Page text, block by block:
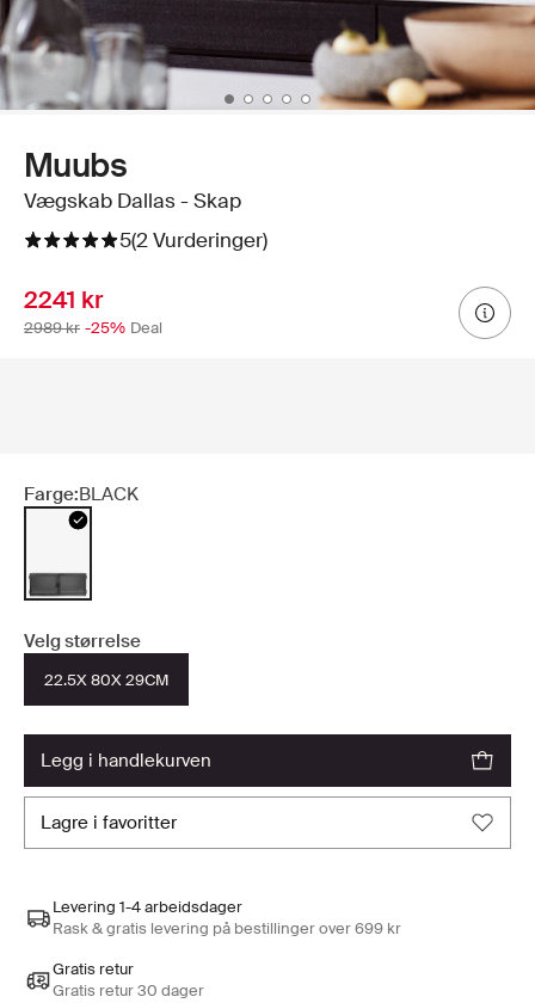
Muubs
Vægskab Dallas - Skap
5(2 Vurderinger)
2241 kr
2989 kr -25% Deal
Farge:BLACK
Velg størrelse
22.5X 80X 29CM
legg i handlekurven
lagre i favoritter
Levering 1-4 arbeidsdager
Rask & gratis levering på bestillinger over 699 kr
Gratis retur
Gratis retur 30 dager